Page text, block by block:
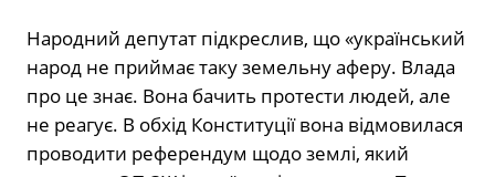
Народний депутат підкреслив, що «український
народ не приймає таку земельну аферу. Влада
про це знає. Вона бачить протести людей, але
не реагує. В обхід Конституції вона відмовилася
проводити референдум щодо землі, який